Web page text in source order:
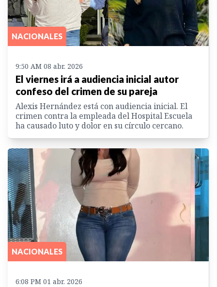
NACIONALES
9:50 AM 08 abr. 2026
El viernes irá a audiencia inicial autor
confeso del crimen de su pareja
Alexis Hernández está con audiencia inicial. El
crimen contra la empleada del Hospital Escuela
ha causado luto y dolor en su círculo cercano.
NACIONALES
6:08 PM 01 abr. 2026